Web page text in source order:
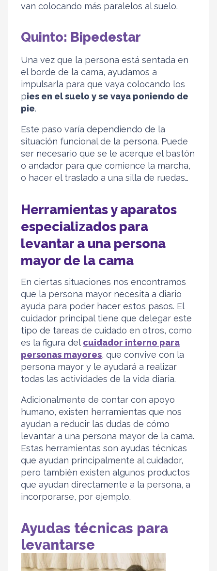
van colocando más paralelos al suelo.
Quinto: Bipedestar
Una vez que la persona está sentada en
el borde de la cama, ayudamos a
impulsarla para que vaya colocando los
pies en el suelo y se vaya poniendo de
pie.
Este paso varía dependiendo de la
situación funcional de la persona. Puede
ser necesario que se le acerque el bastón
o andador para que comience la marcha,
o hacer el traslado a una silla de ruedas…
Herramientas y aparatos
especializados para
levantar a una persona
mayor de la cama
En ciertas situaciones nos encontramos
que la persona mayor necesita a diario
ayuda para poder hacer estos pasos. El
cuidador principal tiene que delegar este
tipo de tareas de cuidado en otros, como
es la figura del cuidador interno para
personas mayores, que convive con la
persona mayor y le ayudará a realizar
todas las actividades de la vida diaria.
Adicionalmente de contar con apoyo
humano, existen herramientas que nos
ayudan a reducir las dudas de cómo
levantar a una persona mayor de la cama.
Estas herramientas son ayudas técnicas
que ayudan principalmente al cuidador,
pero también existen algunos productos
que ayudan directamente a la persona, a
incorporarse, por ejemplo.
Ayudas técnicas para
levantarse